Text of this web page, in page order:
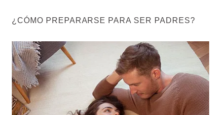
¿CÓMO PREPARARSE PARA SER PADRES?